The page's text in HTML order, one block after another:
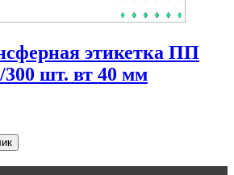
этикетка ПП
300 шт. вт 40 мм